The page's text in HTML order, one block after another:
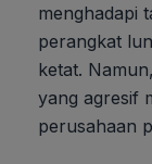
menghadapi
perangkat
ketat.
yang agresif
perusahaan